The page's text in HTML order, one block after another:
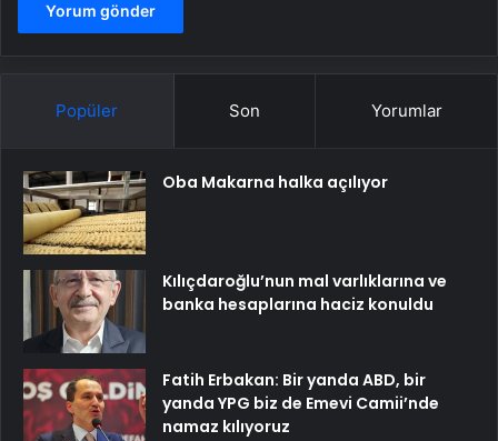
Popüler Son Yorumlar
Oba Makarna halka açılıyor
Kılıçdaroğlu’nun mal varlıklarına ve
banka hesaplarına haciz konuldu
Fatih Erbakan: Bir yanda ABD, bir
yanda YPG biz de Emevi Camii’nde
namaz kılıyoruz